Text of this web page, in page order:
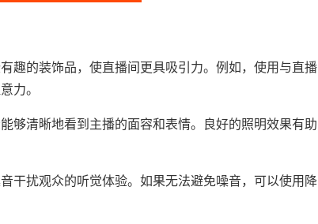
的装饰品，使直播间更具吸引力。例如，使用与直播
力。
清晰地看到主播的面容和表情。良好的照明效果有助
扰观众的听觉体验。如果无法避免噪音，可以使用降